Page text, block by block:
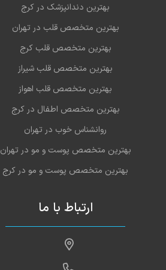
بهترین دندانپزشک در کرج
بهترین متخصص قلب در تهران
بهترین متخصص قلب کرج
بهترین متخصص قلب شیراز
بهترین متخصص قلب اهواز
بهترین متخصص اطفال در کرج
روانشناس خوب در تهران
بهترین متخصص پوست و مو در تهران
بهترین متخصص پوست و مو در کرج
ارتباط با ما